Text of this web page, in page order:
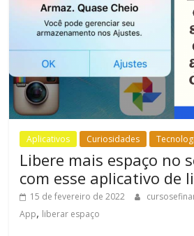
Aplicativos Curiosidades
Libere mais espaço no
com esse aplicativo de
15 de fevereiro de 2022
App, liberar espaço